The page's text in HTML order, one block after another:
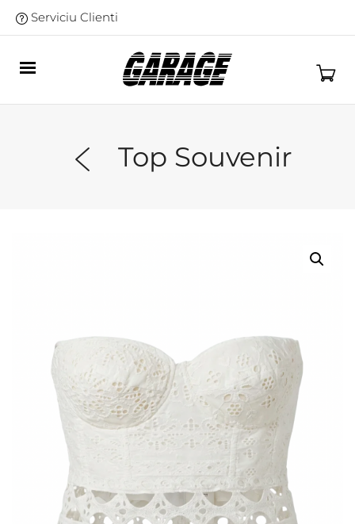
Serviciu Clienti
Top Souvenir